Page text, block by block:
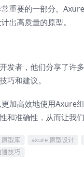
重要的一部分。
出高质量的原型。
发者，他们分享了许
巧和建议。
加高效地使用Axure
准确性，从而让我
型库 axure 原型设计
通技巧